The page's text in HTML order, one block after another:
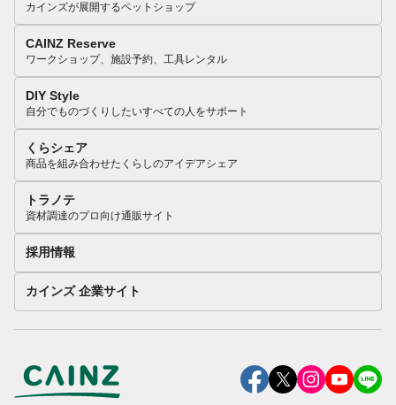
カインズが展開するペットショップ
CAINZ Reserve
ワークショップ、施設予約、工具レンタル
DIY Style
自分でものづくりしたいすべての人をサポート
くらシェア
商品を組み合わせたくらしのアイデアシェア
トラノテ
資材調達のプロ向け通販サイト
採用情報
カインズ 企業サイト